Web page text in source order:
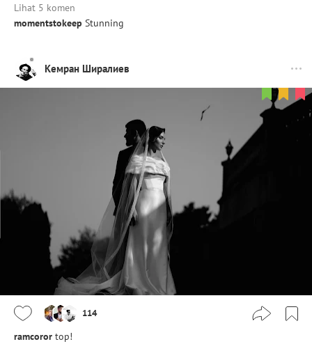
Lihat 5 komen
momentstokeep Stunning
Кемран Ширалиев
114
ramcoror top!